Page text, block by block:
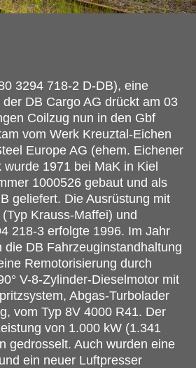
3294 718-2 D-DB), eine
DB Cargo AG drückt am 03
Coilzug nun in den Gbf
vom Werk Kreuztal-Eichen
Europe AG (ehem. Eichener
wurde 1971 bei MaK in Kiel
1000526 gebaut und als
geliefert. Die Ausrüstung mit
Krauss-Maffei) und
218-3 erfolgte 1996. Im Jahr
die DB Fahrzeuginstandhaltung
Remotorisierung durch
V-8-Zylinder-Dieselmotor mit
Abgas-Turbolader
vom Typ 8V 4000 R41. Der
von 1.000 kW (1.341
gedrosselt. Auch wurden eine
ein neuer Luftpresser